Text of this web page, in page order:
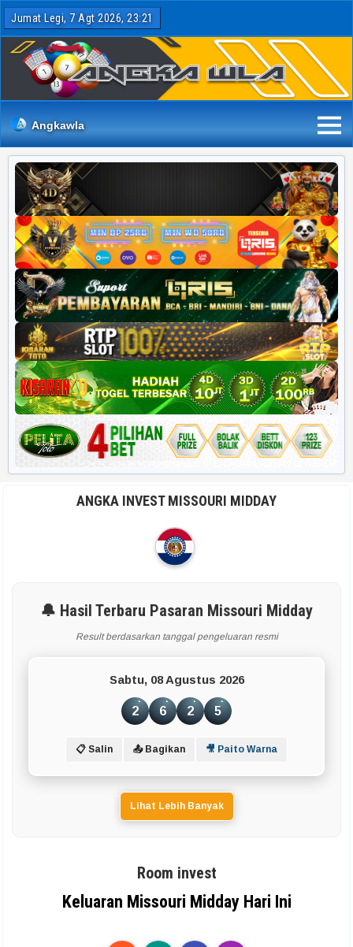
Jumat Legi, 7 Agt 2026, 23:21
Angkawla
ANGKA INVEST MISSOURI MIDDAY
🔔 Hasil Terbaru Pasaran Missouri Midday
Result berdasarkan tanggal pengeluaran resmi
Sabtu, 08 Agustus 2026
2 6 2 5
📋 Salin 📤 Bagikan 🎥 Paito Warna
Lihat Lebih Banyak
Room invest
Keluaran Missouri Midday Hari Ini